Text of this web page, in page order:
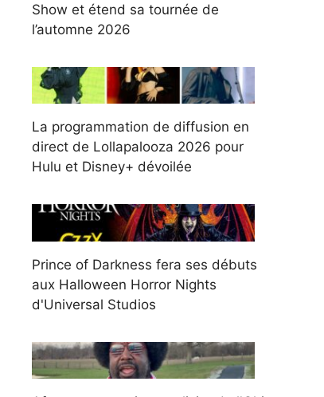
Show et étend sa tournée de
l’automne 2026
La programmation de diffusion en
direct de Lollapalooza 2026 pour
Hulu et Disney+ dévoilée
Prince of Darkness fera ses débuts
aux Halloween Horror Nights
d'Universal Studios